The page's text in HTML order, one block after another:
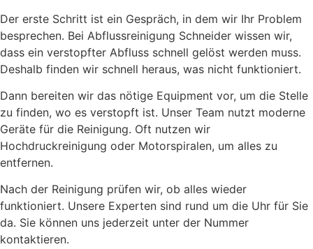
Der erste Schritt ist ein Gespräch, in dem wir Ihr Problem
besprechen. Bei Abflussreinigung Schneider wissen wir,
dass ein verstopfter Abfluss schnell gelöst werden muss.
Deshalb finden wir schnell heraus, was nicht funktioniert.
Dann bereiten wir das nötige Equipment vor, um die Stelle
zu finden, wo es verstopft ist. Unser Team nutzt moderne
Geräte für die Reinigung. Oft nutzen wir
Hochdruckreinigung oder Motorspiralen, um alles zu
entfernen.
Nach der Reinigung prüfen wir, ob alles wieder
funktioniert. Unsere Experten sind rund um die Uhr für Sie
da. Sie können uns jederzeit unter der Nummer
kontaktieren.